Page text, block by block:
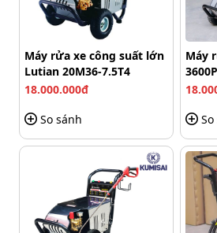
Máy rửa xe dùng pin Hitachi 199V
Thiết kế nhỏ gọn cũng giúp bạn
5. Chất liệu cao cấp, bền bỉ
Máy được chế tạo từ các vật liệu
chỉ mang lại vẻ ngoài chắc chắn
năng chống chịu va đập, ăn mòn
trường ẩm ướt.
Máy rửa xe công suất lớn
Lutian 20M36-7.5T4
18.000.000đ
So sánh
Máy